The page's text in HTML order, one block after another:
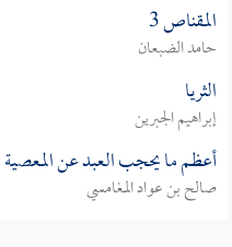
المقناص 3
حامد الضبعان
الثريا
إبراهيم الجبرين
أعظم ما يحجب العبد عن المعصية
صالح بن عواد المغامسي